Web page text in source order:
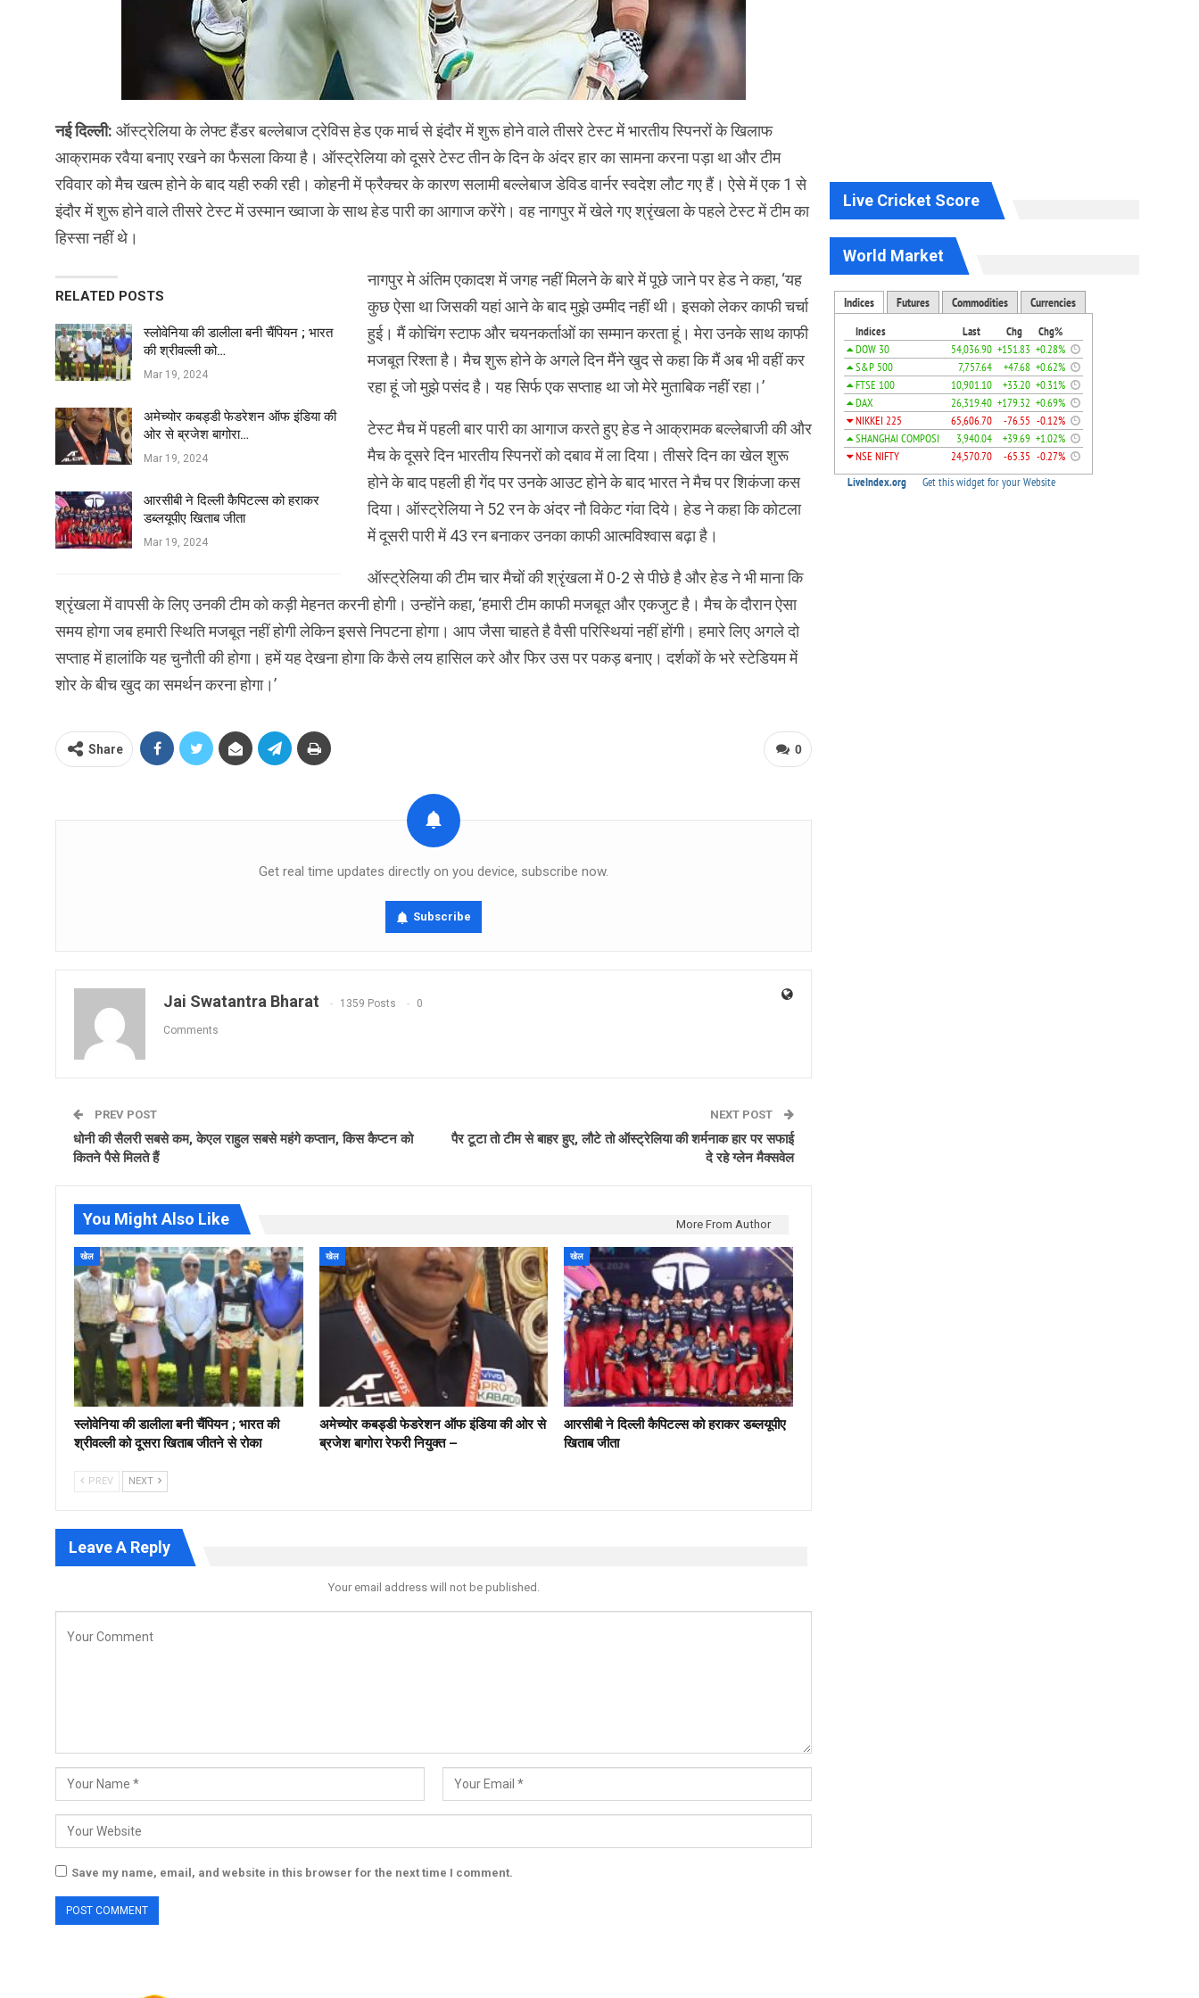
नई दिल्ली: ऑस्ट्रेलिया के लेफ्ट हैंडर बल्लेबाज ट्रेविस हेड एक मार्च से इंदौर में शुरू होने वाले तीसरे टेस्ट में भारतीय स्पिनरों के खिलाफ
आक्रामक रवैया बनाए रखने का फैसला किया है। ऑस्ट्रेलिया को दूसरे टेस्ट तीन के दिन के अंदर हार का सामना करना पड़ा था और टीम
रविवार को मैच खत्म होने के बाद यही रुकी रही। कोहनी में फ्रैक्चर के कारण सलामी बल्लेबाज डेविड वार्नर स्वदेश लौट गए हैं। ऐसे में एक 1 से
इंदौर में शुरू होने वाले तीसरे टेस्ट में उस्मान ख्वाजा के साथ हेड पारी का आगाज करेंगे। वह नागपुर में खेले गए श्रृंखला के पहले टेस्ट में टीम का
हिस्सा नहीं थे।
RELATED POSTS
स्लोवेनिया की डालीला बनी चैंपियन ; भारत
की श्रीवल्ली को…
Mar 19, 2024
अमेच्योर कबड्डी फेडरेशन ऑफ इंडिया की
ओर से ब्रजेश बागोरा…
Mar 19, 2024
आरसीबी ने दिल्ली कैपिटल्स को हराकर
डब्लयूपीए खिताब जीता
Mar 19, 2024
नागपुर मे अंतिम एकादश में जगह नहीं मिलने के बारे में पूछे जाने पर हेड ने कहा, ‘यह
कुछ ऐसा था जिसकी यहां आने के बाद मुझे उम्मीद नहीं थी। इसको लेकर काफी चर्चा
हुई। मैं कोचिंग स्टाफ और चयनकर्ताओं का सम्मान करता हूं। मेरा उनके साथ काफी
मजबूत रिश्ता है। मैच शुरू होने के अगले दिन मैंने खुद से कहा कि मैं अब भी वहीं कर
रहा हूं जो मुझे पसंद है। यह सिर्फ एक सप्ताह था जो मेरे मुताबिक नहीं रहा।’
टेस्ट मैच में पहली बार पारी का आगाज करते हुए हेड ने आक्रामक बल्लेबाजी की और
मैच के दूसरे दिन भारतीय स्पिनरों को दबाव में ला दिया। तीसरे दिन का खेल शुरू
होने के बाद पहली ही गेंद पर उनके आउट होने के बाद भारत ने मैच पर शिकंजा कस
दिया। ऑस्ट्रेलिया ने 52 रन के अंदर नौ विकेट गंवा दिये। हेड ने कहा कि कोटला
में दूसरी पारी में 43 रन बनाकर उनका काफी आत्मविश्वास बढ़ा है।
ऑस्ट्रेलिया की टीम चार मैचों की श्रृंखला में 0-2 से पीछे है और हेड ने भी माना कि
श्रृंखला में वापसी के लिए उनकी टीम को कड़ी मेहनत करनी होगी। उन्होंने कहा, ‘हमारी टीम काफी मजबूत और एकजुट है। मैच के दौरान ऐसा
समय होगा जब हमारी स्थिति मजबूत नहीं होगी लेकिन इससे निपटना होगा। आप जैसा चाहते है वैसी परिस्थियां नहीं होंगी। हमारे लिए अगले दो
सप्ताह में हालांकि यह चुनौती की होगा। हमें यह देखना होगा कि कैसे लय हासिल करे और फिर उस पर पकड़ बनाए। दर्शकों के भरे स्टेडियम में
शोर के बीच खुद का समर्थन करना होगा।’
0
Share
Get real time updates directly on you device, subscribe now.
Subscribe
Jai Swatantra Bharat 1359 Posts 0
Comments
PREV POST
धोनी की सैलरी सबसे कम, केएल राहुल सबसे महंगे कप्तान, किस कैप्टन को
कितने पैसे मिलते हैं
NEXT POST
पैर टूटा तो टीम से बाहर हुए, लौटे तो ऑस्ट्रेलिया की शर्मनाक हार पर सफाई
दे रहे ग्लेन मैक्सवेल
You Might Also Like More From Author
खेल
स्लोवेनिया की डालीला बनी चैंपियन ; भारत की
श्रीवल्ली को दूसरा खिताब जीतने से रोका
खेल
अमेच्योर कबड्डी फेडरेशन ऑफ इंडिया की ओर से
ब्रजेश बागोरा रेफरी नियुक्त –
खेल
आरसीबी ने दिल्ली कैपिटल्स को हराकर डब्लयूपीए
खिताब जीता
PREV NEXT
Leave A Reply
Your email address will not be published.
Save my name, email, and website in this browser for the next time I comment.
Live Cricket Score
World Market